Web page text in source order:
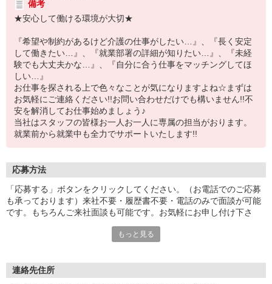
備考
★安心して働ける環境が大切★
『希望や制約があるけど介護の仕事がしたい…』、『長く安定
して働きたい…』、『就業部署の詳細が知りたい…』、『未経
験でも大丈夫かな…』、『自分に合う仕事をマッチングしてほ
しい…』
お仕事を探される上で色々なことが気になりますよね☆まずは
お気軽にご連絡ください!!お問い合わせだけでも構いません!!不
安を解消してお仕事始めましょう♪
当社はスタッフの皆様お一人お一人に専属の担当がおります。
就業前から就業中も全力でサポートいたします!!
応募方法
「応募する」ボタンをクリックしてください。（お電話でのご応募
も承っております）来社不要・履歴書不要・電話のみで面談が可能
です。もちろんご来社面談も可能です。お気軽にお申し付け下さ
もっと見る
連絡先住所